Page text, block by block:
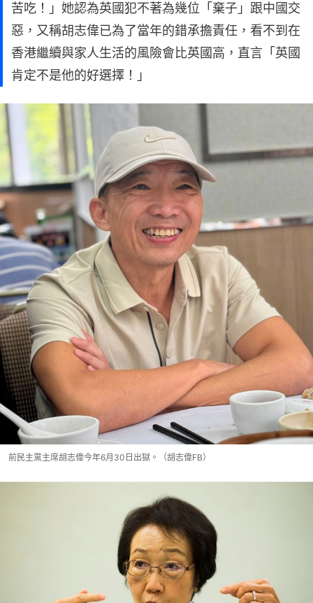
苦吃！」她認為英國犯不著為幾位「棄子」跟中國交
惡，又稱胡志偉已為了當年的錯承擔責任，看不到在
香港繼續與家人生活的風險會比英國高，直言「英國
肯定不是他的好選擇！」
前民主黨主席胡志偉今年6月30日出獄。（胡志偉FB）